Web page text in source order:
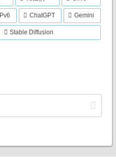
IPv6 ChatGPT Gemini
Stable Diffusion